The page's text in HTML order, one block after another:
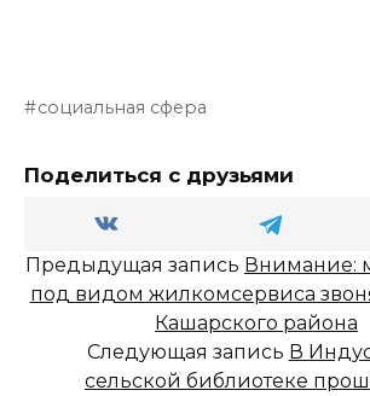
социальная сфера
Поделиться с друзьями
Предыдущая запись Внимание:
под видом жилкомсервиса
Кашарского района
Следующая запись В
сельской библиотеке